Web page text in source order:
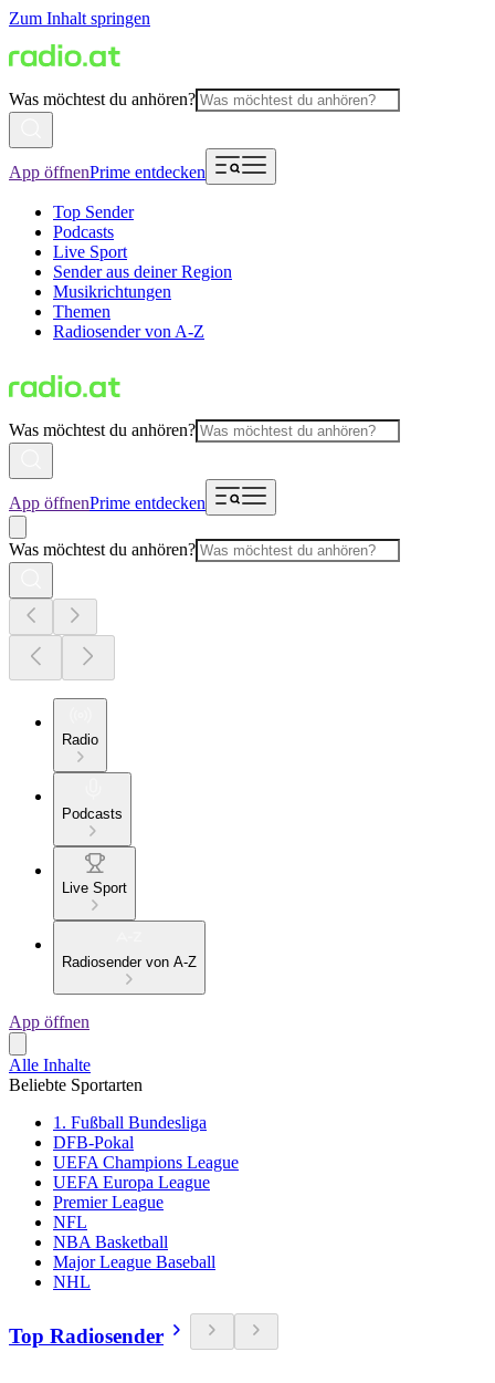
Zum Inhalt springen
Was möchtest du anhören?
App öffnenPrime entdecken
Top Sender
Podcasts
Live Sport
Sender aus deiner Region
Musikrichtungen
Themen
Radiosender von A-Z
Was möchtest du anhören?
App öffnenPrime entdecken
Was möchtest du anhören?
Radio
Podcasts
Live Sport
Radiosender von A-Z
App öffnen
Alle Inhalte
Beliebte Sportarten
1. Fußball Bundesliga
DFB-Pokal
UEFA Champions League
UEFA Europa League
Premier League
NFL
NBA Basketball
Major League Baseball
NHL
Top Radiosender